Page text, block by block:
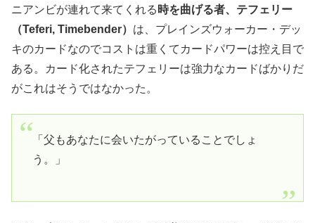
ニアンビが連れて来てくれる 時を曲げる者、テフェリー
（Teferi, Timebender） は、プレインズウォーカー・デッ
キのカードなのでコストは重くてカードパワーは控え目で
ある。カード化されたテフェリーは強力なカードばかりだ
がこれはそうではなかった。
「父もあなたに会いたがっていることでしょ
う。」